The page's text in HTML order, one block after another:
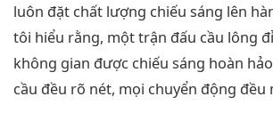
luôn đặt chất lượng chiếu sáng lên
tôi hiểu rằng, một trận đấu cầu lông
không gian được chiếu sáng hoàn
cầu đều rõ nét, mọi chuyển động đều